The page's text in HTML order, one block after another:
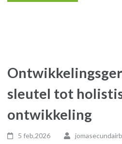
sleutel tot
ontwikkeling
5 feb,2026